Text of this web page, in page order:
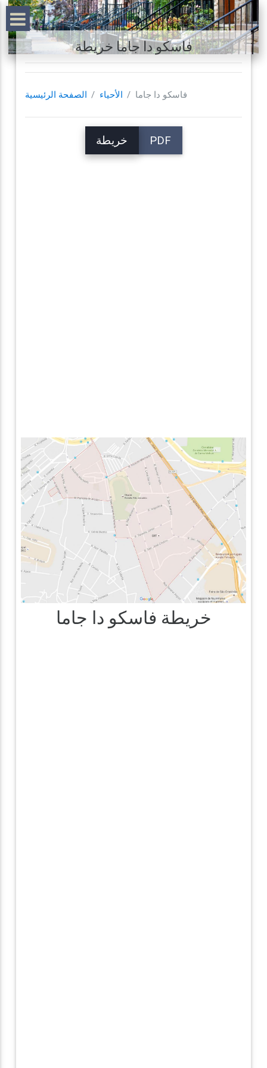
فاسكو دا جاما خريطة
الصفحة الرئيسية الأحياء فاسكو دا جاما
خريطة PDF
خريطة فاسكو دا جاما